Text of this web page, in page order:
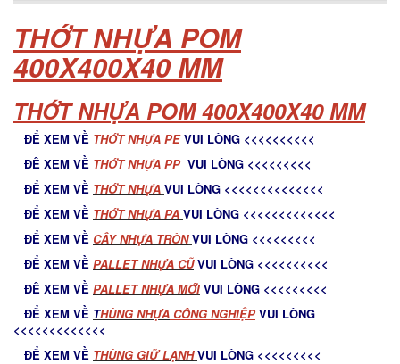
Thùng đựng đá lớn
Pallet nhựa cũ Tân Phú
Pallet nhua tan phu
Pallet nhựa Tân Phú
Thớt nhựa cho nhà bếp
THỚT NHỰA POM
400X400X40 MM
THỚT NHỰA POM 400X400X40 MM
ĐỂ XEM VỀ THỚT NHỰA PEVUI LÒNG <<<<<<<<<<
ĐÊ XEM VỀ THỚT NHỰA PP VUI LÒNG <<<<<<<<<
ĐỂ XEM VỀ THỚT NHỰA VUI LÒNG <<<<<<<<<<<<<<
ĐỂ XEM VỀ THỚT NHỰA PA VUI LÒNG <<<<<<<<<<<<<
ĐỂ XEM VỀ CÂY NHỰA TRÒN VUI LÒNG <<<<<<<<<
ĐỂ XEM VỀ PALLET NHỰA CŨVUI LÒNG <<<<<<<<<<
ĐÊ XEM VỀ PALLET NHỰA MỚIVUI LÒNG <<<<<<<<<
ĐỂ XEM VỀ THÙNG NHỰA CÔNG NGHIỆP VUI LÒNG
<<<<<<<<<<<<<
ĐỂ XEM VỀ THÙNG GIỮ LẠNH VUI LÒNG <<<<<<<<<